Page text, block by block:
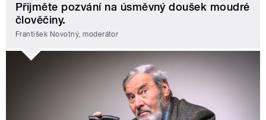
Přijměte pozvání na úsměvný doušek moudré
člověčiny.
František Novotný, moderátor